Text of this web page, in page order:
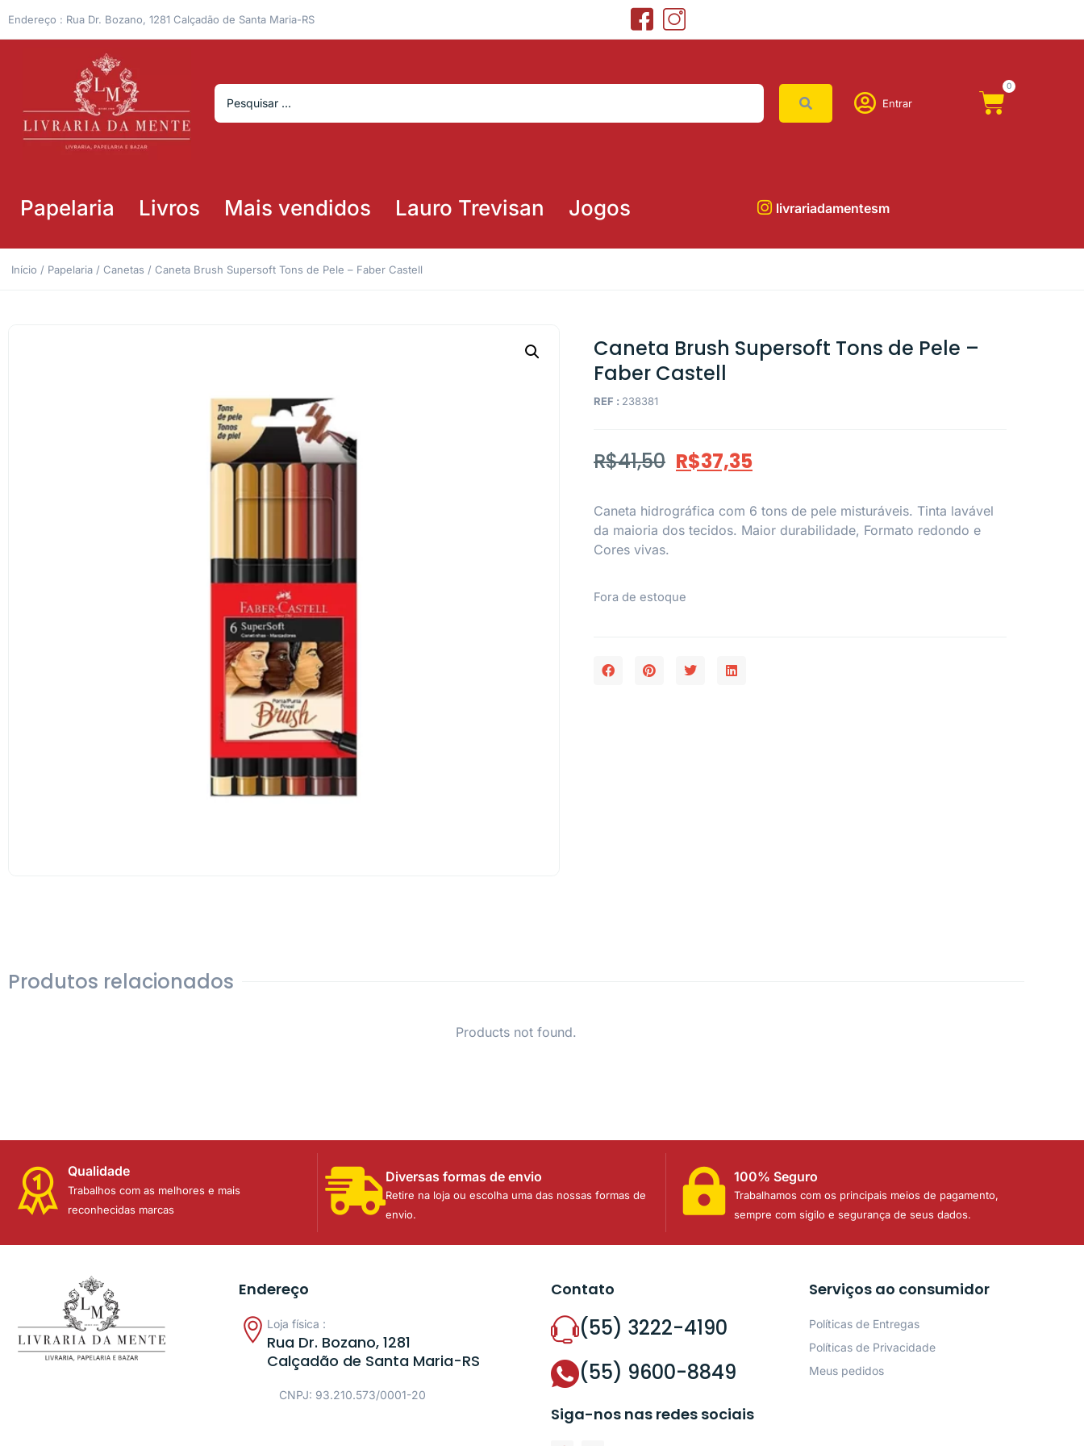
Endereço : Rua Dr. Bozano, 1281 Calçadão de Santa Maria-RS
Entrar
0
Papelaria Livros Mais vendidos Lauro Trevisan Jogos livrariadamentesm
Início / Papelaria / Canetas / Caneta Brush Supersoft Tons de Pele – Faber Castell
Caneta Brush Supersoft Tons de Pele –
Faber Castell
REF : 238381
R$41,50 R$37,35
Caneta hidrográfica com 6 tons de pele misturáveis. Tinta lavável
da maioria dos tecidos. Maior durabilidade, Formato redondo e
Cores vivas.
Fora de estoque
Produtos relacionados
Products not found.
Qualidade
Trabalhos com as melhores e mais
reconhecidas marcas
Diversas formas de envio
Retire na loja ou escolha uma das nossas formas de
envio.
100% Seguro
Trabalhamos com os principais meios de pagamento,
sempre com sigilo e segurança de seus dados.
Endereço
Loja física :
Rua Dr. Bozano, 1281
Calçadão de Santa Maria-RS
CNPJ: 93.210.573/0001-20
Contato
(55) 3222-4190
(55) 9600-8849
Siga-nos nas redes sociais
Serviços ao consumidor
Políticas de Entregas
Políticas de Privacidade
Meus pedidos